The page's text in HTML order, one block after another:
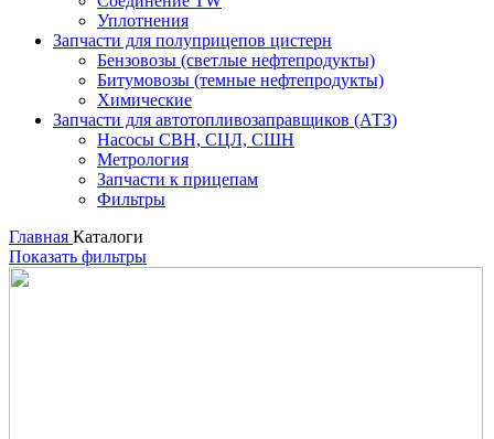
Уплотнения
Запчасти для полуприцепов цистерн
Бензовозы (светлые нефтепродукты)
Битумовозы (темные нефтепродукты)
Химические
Запчасти для автотопливозаправщиков (АТЗ)
Насосы СВН, СЦЛ, СШН
Метрология
Запчасти к прицепам
Фильтры
Главная Каталоги
Показать фильтры